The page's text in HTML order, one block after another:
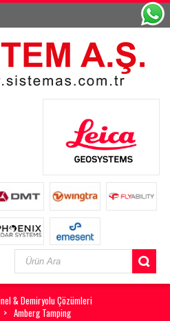
& Demiryolu Çözümleri
Amberg Tamping